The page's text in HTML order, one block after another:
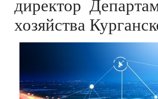
директор
хозяйства